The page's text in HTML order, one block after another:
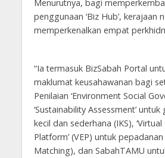
Menurutnya, bagi
penggunaan ‘Biz Hub’, kerajaan
memperkenalkan empat
“Ia termasuk BizSabah Portal
maklumat keusahawanan bagi
Penilaian ‘Environment Social
‘Sustainability Assessment’
kecil dan sederhana (IKS),
Platform’ (VEP) untuk
Matching), dan SabahTAMU